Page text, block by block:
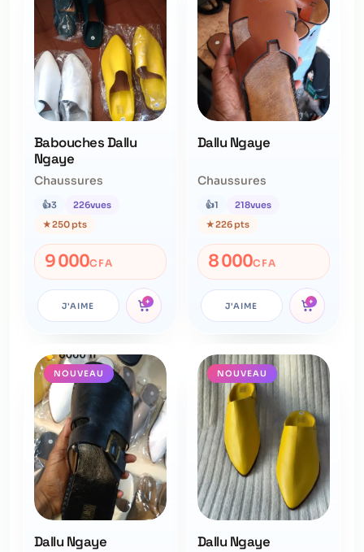
Babouches Dallu
Ngaye
Chaussures
👍3 226vues
★250 pts
9 000CFA
J'AIME +
Dallu Ngaye
Chaussures
👍1 218vues
★226 pts
8 000CFA
J'AIME +
NOUVEAU
Dallu Ngaye
NOUVEAU
Dallu Ngaye